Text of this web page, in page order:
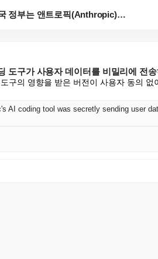
중국 정부는 앤트로픽(Anthropic)의 AI 코딩 ...
도구가 사용자 데이터를 비밀리에 전
구의 영향을 받은 버전이 사용자 동의 없
AI coding tool was secretly sending user